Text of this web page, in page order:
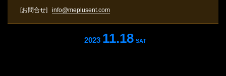
[お問合せ] info@meplusent.com
2023 11.18 SAT